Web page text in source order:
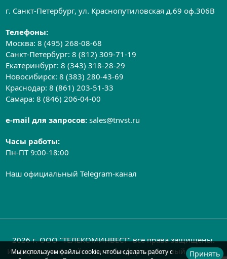
г. Санкт-Петербург, ул. Краснопутиловская д.69 оф.306B
Телефоны:
Москва:8 (495) 268-08-68
Санкт-Петербург:8 (812) 309-71-19
Екатеринбург:8 (343) 318-28-29
Новосибирск:8 (383) 280-43-69
Краснодар:8 (861) 203-51-33
Самара:8 (846) 206-04-00
e-mail для запросов:sales@tnvst.ru
Часы работы:
Пн-ПТ 9:00-18:00
Наш официальный Telegram-канал
2026 г. ООО "ТЕЛЕКОМИНВЕСТ" все права защищены.
Информация на сайте носит информационный характер
Мы используем файлы cookie, чтобы сделать работу с
Принять